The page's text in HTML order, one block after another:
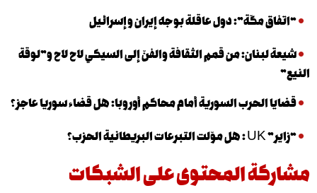
مكّة”: دول عاقلة بوجه إيران وإسرائيل
من قمم الثقافة والفنّ إلى السيكي لاح لاح و”لوقة
الحرب السورية أمام محاكم أوروبا: هل قضاء سوريا عاجز؟
المحتوى على الشبكات